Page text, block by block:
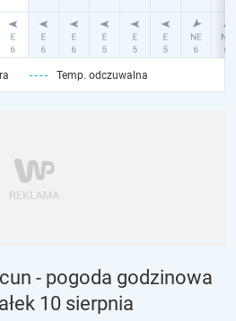
Temp. odczuwalna
- pogoda godzinowa
10 sierpnia